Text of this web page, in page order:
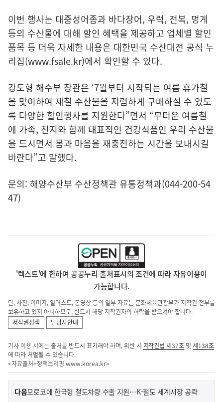
이번 행사는 대중성어종과 바다장어, 우럭, 전복, 멍게
등의 수산물에 대해 할인 혜택을 제공하고 업체별 할인
품목 등 더욱 자세한 내용은 대한민국 수산대전 공식 누
리집(www.fsale.kr)에서 확인할 수 있다.
강도형 해수부 장관은 ‘7월부터 시작되는 여름 휴가철
을 맞이하여 제철 수산물을 저렴하게 구매하실 수 있도
록 다양한 할인행사를 지원한다”면서 “무더운 여름철
에 가족, 친지와 함께 대표적인 건강식품인 우리 수산물
을 드시면서 몸과 마음을 재충전하는 시간을 보내시길
바란다”고 말했다.
문의: 해양수산부 수산정책관 유통정책과(044-200-54
47)
'텍스트'에 한하여 공공누리 출처표시의 조건에 따라 자유이용이
가능합니다.
단, 사진, 이미지, 일러스트, 동영상 등의 일부 자료는 문화체육관광부가 저작권 전부를
보유하고 있지 아니하므로, 반드시 해당 저작권자의 허락을 받으셔야 합니다.
저작권정책
담당자안내
기사 이용 시에는 출처를 반드시 표기해야 하며, 위반 시 저작권법 제37조 및제138조
에 따라 처벌될 수 있습니다.
<자료출처=정책브리핑 www.korea.kr>
이다음기
모로코에 한국형 철도차량 수출 지원…K-철도 세계시장 공략